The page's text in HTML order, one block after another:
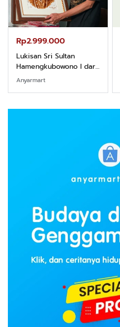
Rp2.999.000
Lukisan Sri Sultan
Hamengkubowono I dari
Kopi Karya Rudi Winarso
Anyarmart